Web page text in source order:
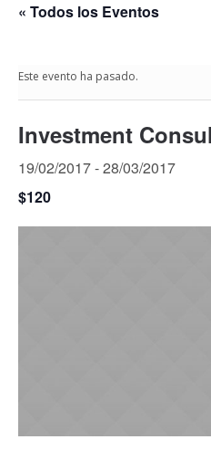
« Todos los Eventos
Este evento ha pasado.
Investment
19/02/2017-28/03/2017
$120